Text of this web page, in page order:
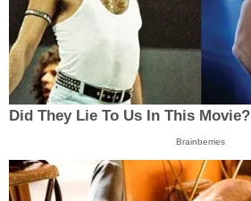
Did They Lie To Us In This Movie?
Brainberries